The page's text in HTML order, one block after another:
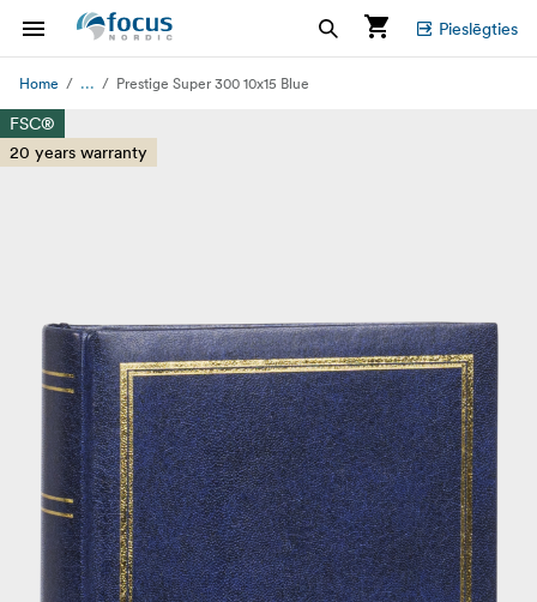
Pieslēgties
Home ... Prestige Super 300 10x15 Blue
FSC®
20 years warranty